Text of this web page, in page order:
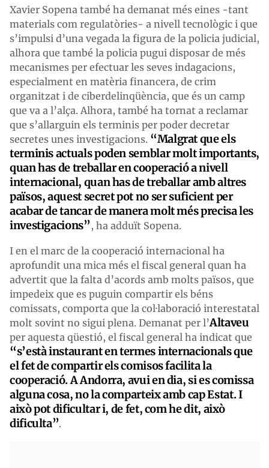
Xavier Sopena també ha demanat més eines -tant
materials com regulatòries- a nivell tecnològic i que
s’impulsi d’una vegada la figura de la policia judicial,
alhora que també la policia pugui disposar de més
mecanismes per efectuar les seves indagacions,
especialment en matèria financera, de crim
organitzat i de ciberdelinqüència, que és un camp
que va a l’alça. Alhora, també ha tornat a reclamar
que s’allarguin els terminis per poder decretar
secretes unes investigacions. “Malgrat que els
terminis actuals poden semblar molt importants,
quan has de treballar en cooperació a nivell
internacional, quan has de treballar amb altres
països, aquest secret pot no ser suficient per
acabar de tancar de manera molt més precisa les
investigacions”, ha adduït Sopena.
I en el marc de la cooperació internacional ha
aprofundit una mica més el fiscal general quan ha
advertit que la falta d’acords amb molts països, que
impedeix que es puguin compartir els béns
comissats, comporta que la col·laboració interestatal
molt sovint no sigui plena. Demanat per l’Altaveu
per aquesta qüestió, el fiscal general ha indicat que
“s’està instaurant en termes internacionals que
el fet de compartir els comisos facilita la
cooperació. A Andorra, avui en dia, si es comissa
alguna cosa, no la comparteix amb cap Estat. I
això pot dificultar i, de fet, com he dit, això
dificulta”.